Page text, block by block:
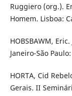
Ruggiero (org.).
Homem. Lisboa:
HOBSBAWM,
Janeiro-São
HORTA, Cid
Gerais. II